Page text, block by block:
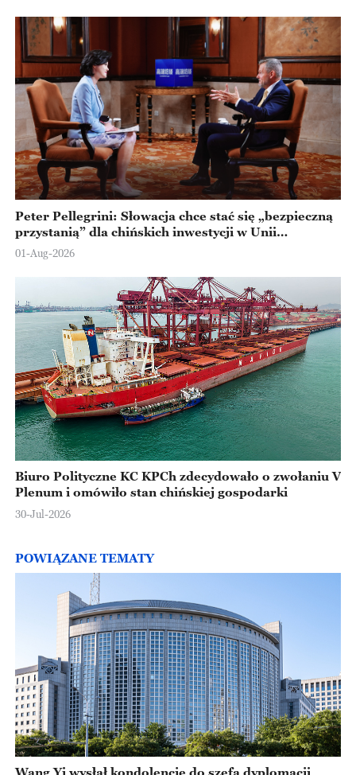
Peter Pellegrini: Słowacja chce stać się „bezpieczną
przystanią” dla chińskich inwestycji w Unii
Europejskiej
01-Aug-2026
Biuro Polityczne KC KPCh zdecydowało o zwołaniu V
Plenum i omówiło stan chińskiej gospodarki
30-Jul-2026
POWIĄZANE TEMATY
Wang Yi wysłał kondolencje do szefa dyplomacji